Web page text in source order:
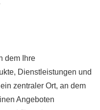
dem Ihre
Dienstleistungen und
zentraler Ort, an dem
Angeboten